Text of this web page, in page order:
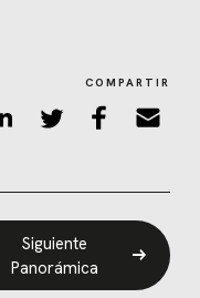
COMPARTIR
Siguiente
Panorámica